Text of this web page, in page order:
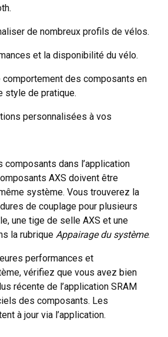
de nombreux profils de vélos.
et la disponibilité du vélo.
des composants en
style de pratique.
personnalisées à vos
composants dans l’application
AXS doivent être
système. Vous trouverez la
de couplage pour plusieurs
une tige de selle AXS et une
la rubrique Appairage du système.
performances et
vérifiez que vous avez bien
récente de l’application SRAM
des composants. Les
à jour via l’application.